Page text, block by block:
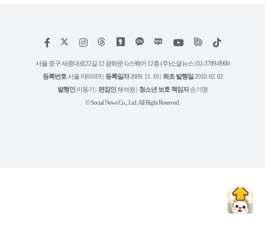
페
스
인
타
램
위
트
유
튜
틱
서울 중구 세종대로22길 12 광화문 G스퀘어 12층 (주)소셜뉴스 | 02-3789-8900
등록번호 서울 아01019 | 등록일자2009. 11. 10 | 최초 발행일2010. 02. 02
발행인 이동기 | 편집인채석원 | 청소년 보호 책임자손기영
© Social News Co., Ltd. All Right Reserved.